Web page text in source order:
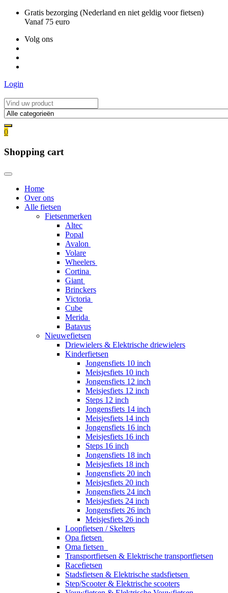
inhoud
Gratis bezorging (Nederland en niet geldig voor fietsen)
Vanaf 75 euro
Volg ons
Login
0
Shopping cart
Home
Over ons
Alle fietsen
Fietsenmerken
Altec
Popal
Avalon
Volare
Wheelers
Cortina
Giant
Brinckers
Victoria
Cube
Merida
Batavus
Nieuwefietsen
Driewielers & Elektrische driewielers
Kinderfietsen
Jongensfiets 10 inch
Meisjesfiets 10 inch
Jongensfiets 12 inch
Meisjesfiets 12 inch
Steps 12 inch
Jongensfiets 14 inch
Meisjesfiets 14 inch
Jongensfiets 16 inch
Meisjesfiets 16 inch
Steps 16 inch
Jongensfiets 18 inch
Meisjesfiets 18 inch
Jongensfiets 20 inch
Meisjesfiets 20 inch
Jongensfiets 24 inch
Meisjesfiets 24 inch
Jongensfiets 26 inch
Meisjesfiets 26 inch
Loopfietsen / Skelters
Opa fietsen
Oma fietsen
Transportfietsen & Elektrische transportfietsen
Racefietsen
Stadsfietsen & Elektrische stadsfietsen
Step/Scooter & Elektrische scooters